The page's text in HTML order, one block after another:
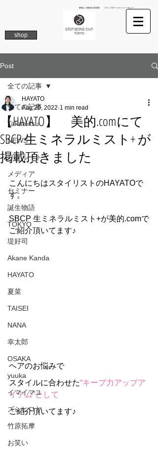
南青山 表参道の美容院 ステップボーンカットトーキョー
shop
Post
全ての記事
Takamitsu
NEWS
リクルート
メディア
セミナー
誕生物語
TOKYO
堤好司
Akane Kanda
HAYATO
夏菜
TAISEI
NANA
幸太郎
OSAKA
yuuka
イマイマユ
ズシヒロヤ
竹原拓摩
お笑い
全ての記事
【HAYATO】 美的.comにて
SBCP 生ミネラルミスト+ が
掲載頂きました
HAYATO
Aug 20, 2022 1 min read
こんにちはスタイリストのHAYATOで
す。
SBCP 生ミネラルミスト+が美的.comで
ご紹介頂いてます♪
ヘアのお悩みで
スタイルに合わせた“キープ力アップア
イテム”として
ご紹介頂いてます♪